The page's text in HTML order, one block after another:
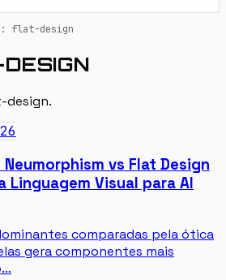
flat-design
design.
vs Flat Design
Linguagem Visual para AI
comparadas pela ótica
gera componentes mais